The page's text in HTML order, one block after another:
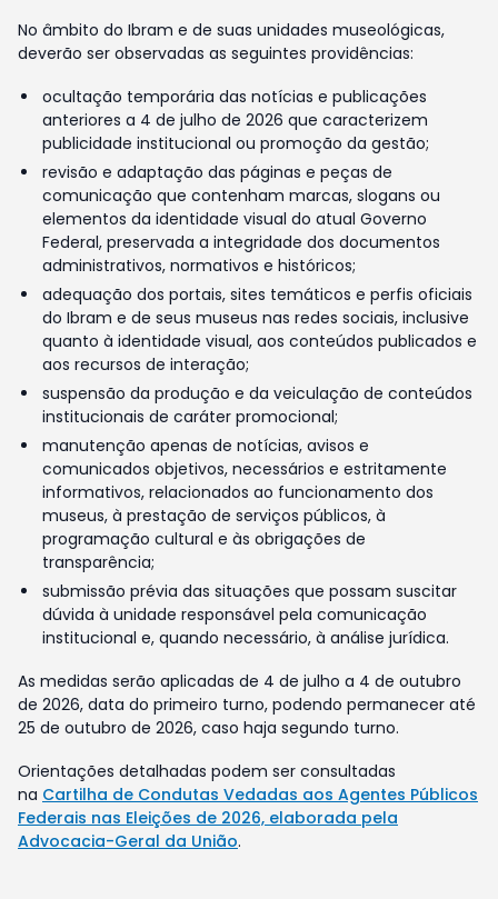
No âmbito do Ibram e de suas unidades museológicas,
deverão ser observadas as seguintes providências:
ocultação temporária das notícias e publicações
anteriores a 4 de julho de 2026 que caracterizem
publicidade institucional ou promoção da gestão;
revisão e adaptação das páginas e peças de
comunicação que contenham marcas, slogans ou
elementos da identidade visual do atual Governo
Federal, preservada a integridade dos documentos
administrativos, normativos e históricos;
adequação dos portais, sites temáticos e perfis oficiais
do Ibram e de seus museus nas redes sociais, inclusive
quanto à identidade visual, aos conteúdos publicados e
aos recursos de interação;
suspensão da produção e da veiculação de conteúdos
institucionais de caráter promocional;
manutenção apenas de notícias, avisos e
comunicados objetivos, necessários e estritamente
informativos, relacionados ao funcionamento dos
museus, à prestação de serviços públicos, à
programação cultural e às obrigações de
transparência;
submissão prévia das situações que possam suscitar
dúvida à unidade responsável pela comunicação
institucional e, quando necessário, à análise jurídica.
As medidas serão aplicadas de 4 de julho a 4 de outubro
de 2026, data do primeiro turno, podendo permanecer até
25 de outubro de 2026, caso haja segundo turno.
Orientações detalhadas podem ser consultadas
na Cartilha de Condutas Vedadas aos Agentes Públicos
Federais nas Eleições de 2026, elaborada pela
Advocacia-Geral da União.